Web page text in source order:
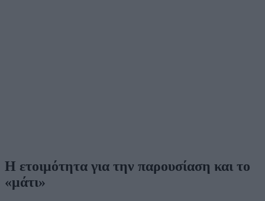
Η ετοιμότητα για την παρουσίαση και το
«μάτι»